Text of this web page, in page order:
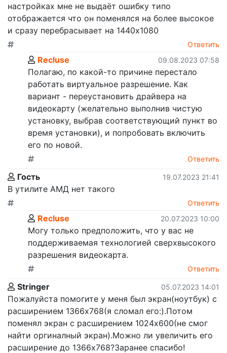
настройках мне не выдаёт ошибку типо
отображается что он поменялся на более высокое
и сразу перебрасывает на 1440x1080
Ответить
Recluse 09.08.2023 07:58
Полагаю, по какой-то причине перестало
работать виртуальное разрешение. Как
вариант - переустановить драйвера на
видеокарту (желательно выполнив чистую
установку, выбрав соответствующий пункт во
время установки), и попробовать включить
его по новой.
Ответить
Гость 19.07.2023 21:41
В утилите АМД нет такого
Ответить
Recluse 20.07.2023 10:00
Могу только предположить, что у вас не
поддерживаемая технологией сверхвысокого
разрешения видеокарта.
Ответить
Stringer 05.07.2023 14:01
Пожалуйста помогите у меня был экран(ноутбук) с
расширением 1366x768(я сломал его:).Потом
поменял экран с расширением 1024x600(не смог
найти оргиналный экран).Можно ли увеличить его
расширение до 1366x768?Заранее спасибо!